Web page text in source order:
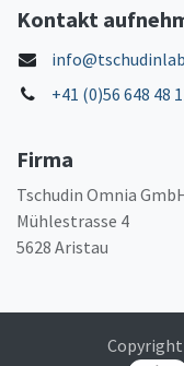
Kontakt
+41 (0)56 648 48
Firma
Tschudin Omnia
Mühlestrasse 4
5628 Aristau